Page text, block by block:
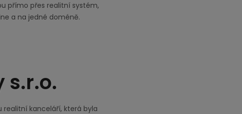
přímo přes realitní systém,
a na jedné doméně.
s.r.o.
realitní kanceláří, která byla